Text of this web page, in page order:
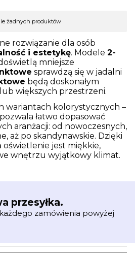
żadnych produktów
rozwiązanie dla osób
i estetykę. Modele 2-
mniejsze
sprawdzą się w jadalni
będą doskonałym
większych przestrzeni.
wariantach kolorystycznych –
łatwo dopasować
aranżacji: od nowoczesnych,
aż po skandynawskie. Dzięki
oświetlenie jest miękkie,
wnętrzu wyjątkowy klimat.
przesyłka.
zamówienia powyżej